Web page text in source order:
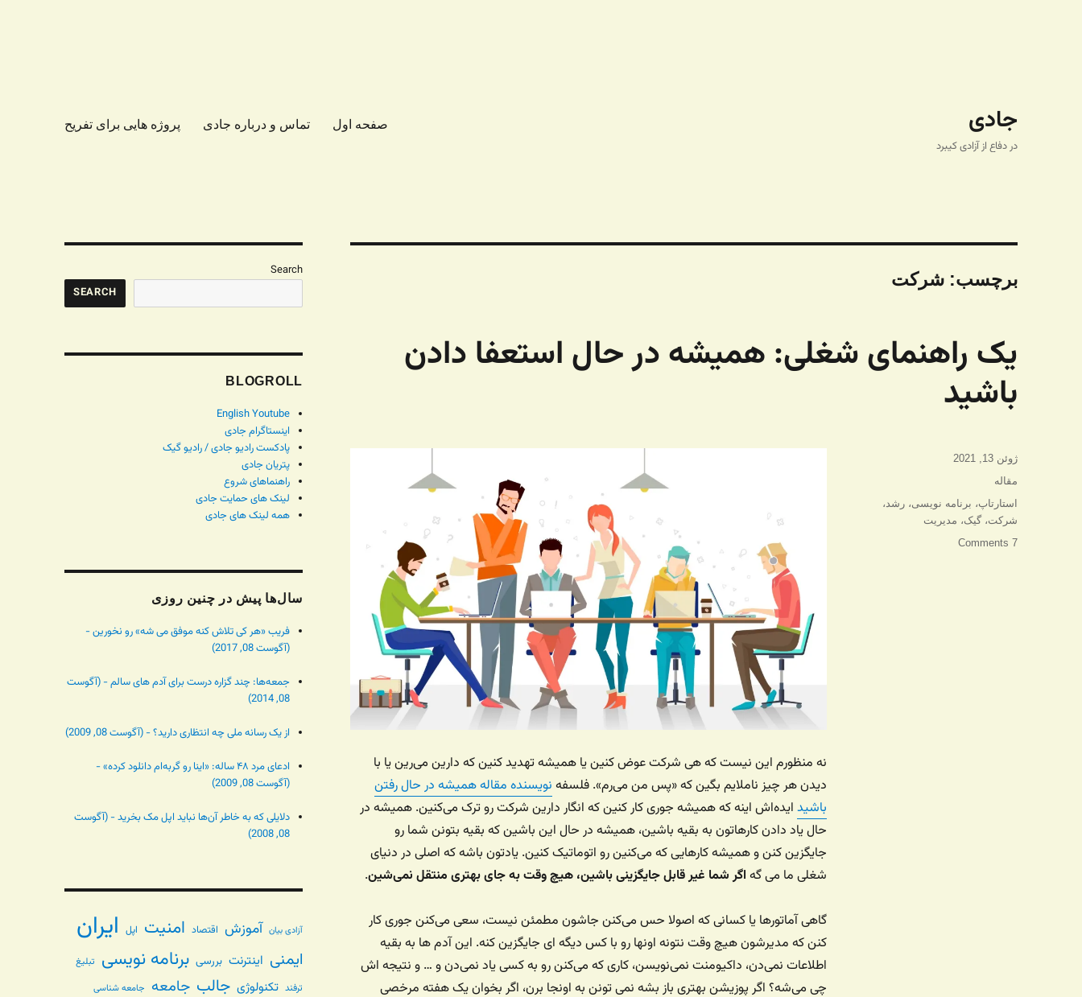
جادی
در دفاع از آزادی کیبرد
صفحه اول تماس و درباره جادی پروژه هایی برای تفریح
برچسب:شرکت
یک راهنمای شغلی: همیشه در حال استعفا دادن
باشید
نه منظورم این نیست که هی شرکت عوض کنین یا همیشه تهدید کنین که دارین می‌رین یا با
دیدن هر چیز ناملایم بگین که «پس من می‌رم». فلسفه نویسنده مقاله همیشه در حال رفتن
باشیدایده‌اش اینه که همیشه جوری کار کنین که انگار دارین شرکت رو ترک می‌کنین. همیشه در
حال یاد دادن کارهاتون به بقیه باشین، همیشه در حال این باشین که بقیه بتونن شما رو
جایگزین کنن و همیشه کارهایی که می‌کنین رو اتوماتیک کنین. یادتون باشه که اصلی در دنیای
شغلی ما می گه اگر شما غیر قابل جایگزینی باشین، هیچ وقت به جای بهتری منتقل نمی‌شین.
گاهی آماتورها یا کسانی که اصولا حس می‌کنن جاشون مطمئن نیست، سعی می‌کنن جوری کار
کنن که مدیرشون هیچ وقت نتونه اونها رو با کس دیگه ای جایگزین کنه. این آدم ها به بقیه
اطلاعات نمی‌دن، داکیومنت نمی‌نویسن، کاری که می‌کنن رو به کسی یاد نمی‌دن و … و نتیجه اش
چی می‌شه؟ اگر پوزیشن بهتری باز بشه نمی تونن به اونجا برن، اگر بخوان یک هفته مرخصی
ارسال
شده
ژوئن 13, 2021
دسته‌ها
مقاله
برچسب‌ها
استارتاپ، برنامه نویسی،رشد،
شرکت،گیک، مدیریت
7 Comments
Search
SEARCH
BLOGROLL
English Youtube
اینستاگرام جادی
پادکست رادیو جادی / رادیو گیک
پتریان جادی
راهنماهای شروع
لینک های حمایت جادی
همه لینک های جادی
سال‌ها پیش در چنین روزی
فریب «هر کی تلاش کنه موفق می شه» رو نخورین -
(آگوست 08, 2017)
جمعه‌ها: چند گزاره درست برای آدم های سالم - (آگوست
08, 2014)
از یک رسانه ملی چه انتظاری دارید؟ - (آگوست 08, 2009)
ادعای مرد ۴۸ ساله: «اینا رو گربه‌ام دانلود کرده» -
(آگوست 08, 2009)
دلایلی که به خاطر آن‌ها نباید اپل مک بخرید - (آگوست
08, 2008)
آزادی بیان آموزش اقتصاد امنیت اپل ایران
ایمنی اینترنت بررسی برنامه نویسی تبلیغ
ترفند تکنولوژی جالب جامعه جامعه شناسی